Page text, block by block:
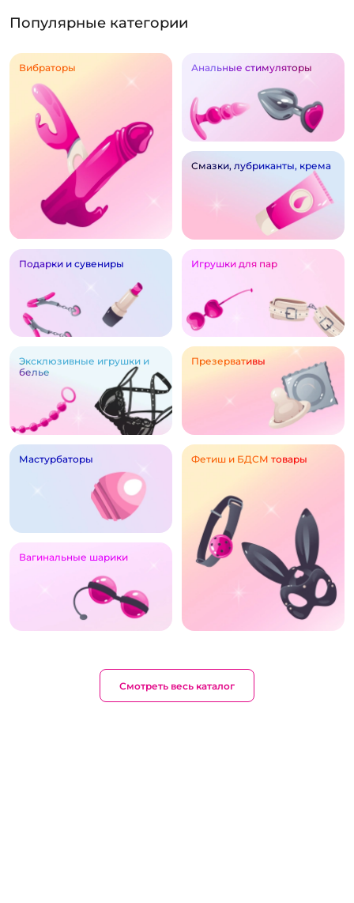
Популярные категории
Вибраторы Анальные стимуляторы
Смазки, лубриканты, крема
Подарки и сувениры Игрушки для пар
Эксклюзивные игрушки и
белье
Презервативы
Мастурбаторы
Вагинальные шарики
Фетиш и БДСМ товары
Смотреть весь каталог